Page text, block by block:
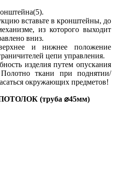
вставьте в кронштейны, до
из которого выходит
вниз.
и нижнее положение
цепи управления.
изделия путем опускания
ткани при поднятии/
окружающих предметов!
(труба ⌀45мм)